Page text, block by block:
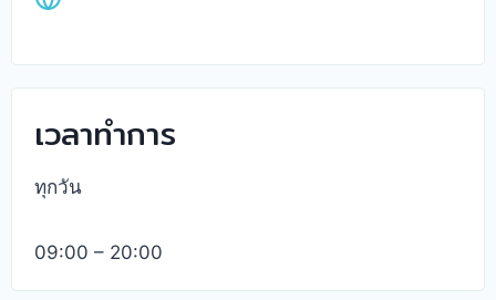
เวลาทำการ
ทุกวัน
09:00 – 20:00